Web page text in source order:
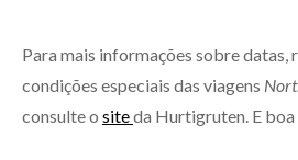
Para mais informações sobre datas,
condições especiais das viagens
consulte o siteda Hurtigruten. E boa